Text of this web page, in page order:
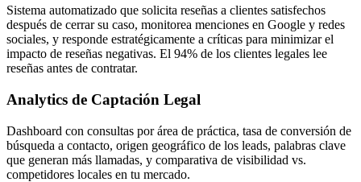
Sistema automatizado que solicita reseñas a clientes satisfechos
después de cerrar su caso, monitorea menciones en Google y redes
sociales, y responde estratégicamente a críticas para minimizar el
impacto de reseñas negativas. El 94% de los clientes legales lee
reseñas antes de contratar.
Analytics de Captación Legal
Dashboard con consultas por área de práctica, tasa de conversión de
búsqueda a contacto, origen geográfico de los leads, palabras clave
que generan más llamadas, y comparativa de visibilidad vs.
competidores locales en tu mercado.